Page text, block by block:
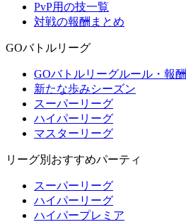
PvP用の技一覧
対戦の報酬まとめ
GOバトルリーグ
GOバトルリーグルール・報酬
新たな歩みシーズン
スーパーリーグ
ハイパーリーグ
マスターリーグ
リーグ別おすすめパーティ
スーパーリーグ
ハイパーリーグ
ハイパープレミア